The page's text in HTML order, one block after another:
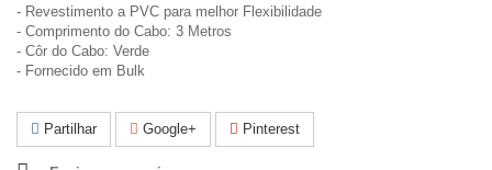
- Revestimento a PVC para melhor Flexibilidade
- Comprimento do Cabo: 3 Metros
- Côr do Cabo: Verde
- Fornecido em Bulk
Partilhar Google+ Pinterest